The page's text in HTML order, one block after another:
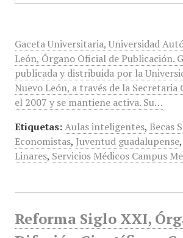
Gaceta Universitaria, Universidad
León, Órgano Oficial de Publicación.
publicada y distribuida por la
Nuevo León, a través de la Secretaria
el 2007 y se mantiene activa. Su…
Etiquetas: Aulas inteligentes, Becas
Economistas, Juventud guadalupense,
Linares, Servicios Médicos Campus
Reforma Siglo XXI,